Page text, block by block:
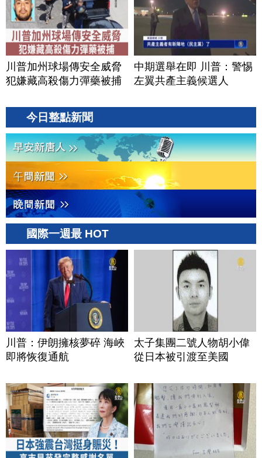
川普加州球場傳安全威脅
犯嫌藏高殺傷力彈藥被捕
中期選舉在即 川普：警惕
左翼共產主義候選人
今日整點新聞
國際一週最 HOT
川普：伊朗擁核夢碎 海峽
即將恢復通航
太子集團二號人物胡小偉
從日本被引渡至美國